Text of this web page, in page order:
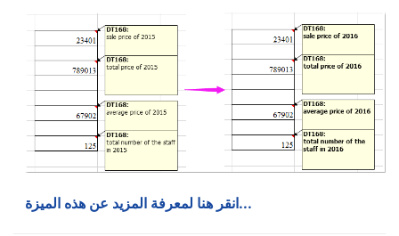
انقر هنا لمعرفة المزيد عن هذه الميزة...